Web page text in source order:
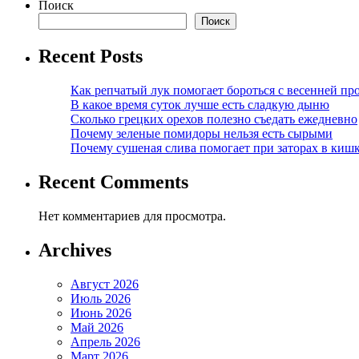
Поиск
Поиск
Recent Posts
Как репчатый лук помогает бороться с весенней
В какое время суток лучше есть сладкую дыню
Сколько грецких орехов полезно съедать ежедневно
Почему зеленые помидоры нельзя есть сырыми
Почему сушеная слива помогает при заторах в
Recent Comments
Нет комментариев для просмотра.
Archives
Август 2026
Июль 2026
Июнь 2026
Май 2026
Апрель 2026
Март 2026